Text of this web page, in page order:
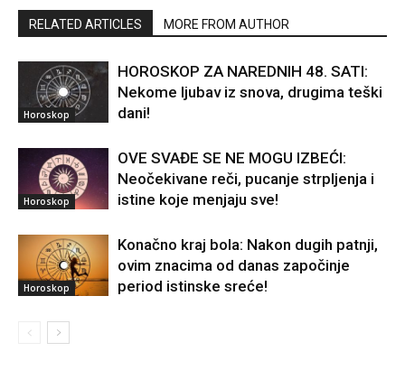
RELATED ARTICLES MORE FROM AUTHOR
Horoskop
HOROSKOP ZA NAREDNIH 48. SATI:
Nekome ljubav iz snova, drugima teški
dani!
Horoskop
OVE SVAĐE SE NE MOGU IZBEĆI:
Neočekivane reči, pucanje strpljenja i
istine koje menjaju sve!
Horoskop
Konačno kraj bola: Nakon dugih patnji,
ovim znacima od danas započinje
period istinske sreće!